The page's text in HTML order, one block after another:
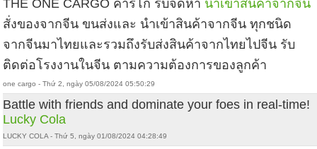
THE ONE CARGO คาร์โก้ รับจัดหา นำเข้าสินค้าจากจีน
สั่งของจากจีน ขนส่งและ นำเข้าสินค้าจากจีน ทุกชนิด
จากจีนมาไทยและรวมถึงรับส่งสินค้าจากไทยไปจีน รับ
ติดต่อโรงงานในจีน ตามความต้องการของลูกค้า
one cargo - Thứ 2, ngày 05/08/2024 05:50:29
Battle with friends and dominate your foes in real-time!
Lucky Cola
LUCKY COLA - Thứ 5, ngày 01/08/2024 04:28:49